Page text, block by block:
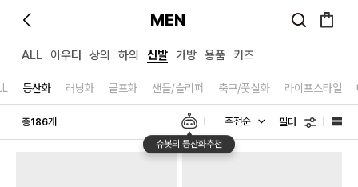
MEN
ALL 아우터 상의 하의 신발 가방 용품 키즈
등산화 러닝화 골프화 샌들/슬리퍼 축구/풋살화 라이프스타일
총186개
슈봇의 등산화추천
필터